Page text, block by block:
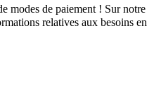
modes de paiement ! Sur notre
relatives aux besoins en